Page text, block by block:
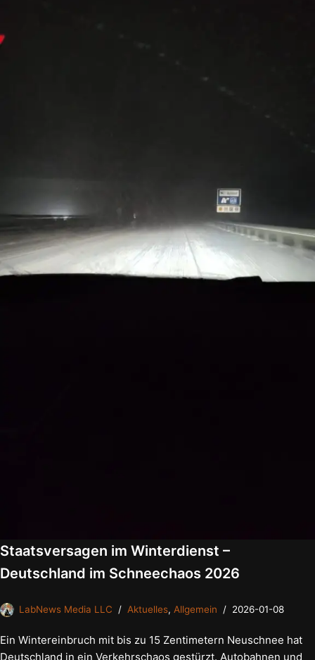
Staatsversagen im Winterdienst –
Deutschland im Schneechaos 2026
LabNews Media LLC Aktuelles, Allgemein 2026-01-08
Ein Wintereinbruch mit bis zu 15 Zentimetern Neuschnee hat
Deutschland in ein Verkehrschaos gestürzt. Autobahnen und